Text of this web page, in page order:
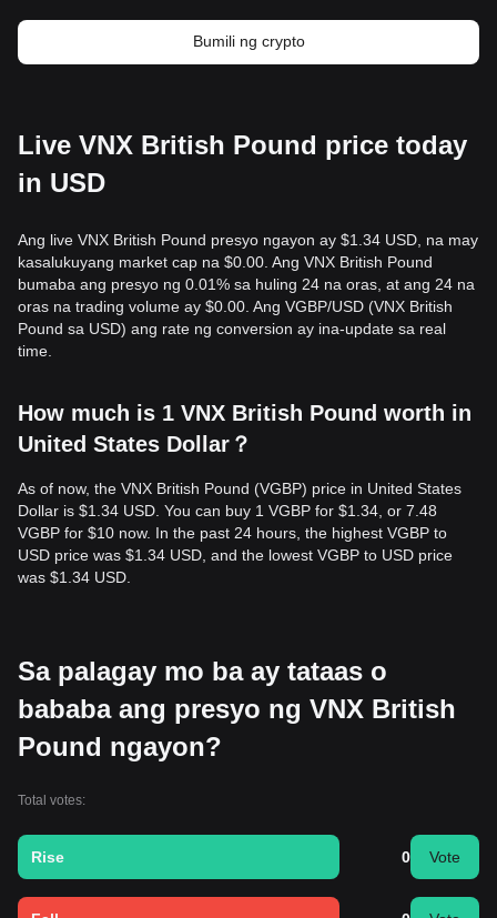
Bumili ng crypto
Live VNX British Pound price today
in USD
Ang live VNX British Pound presyo ngayon ay $1.34 USD, na may
kasalukuyang market cap na $0.00. Ang VNX British Pound
bumaba ang presyo ng 0.01% sa huling 24 na oras, at ang 24 na
oras na trading volume ay $0.00. Ang VGBP/USD (VNX British
Pound sa USD) ang rate ng conversion ay ina-update sa real
time.
How much is 1 VNX British Pound worth in
United States Dollar？
As of now, the VNX British Pound (VGBP) price in United States
Dollar is $1.34 USD. You can buy 1 VGBP for $1.34, or 7.48
VGBP for $10 now. In the past 24 hours, the highest VGBP to
USD price was $1.34 USD, and the lowest VGBP to USD price
was $1.34 USD.
Sa palagay mo ba ay tataas o
bababa ang presyo ng VNX British
Pound ngayon?
Total votes:
Rise 0 Vote